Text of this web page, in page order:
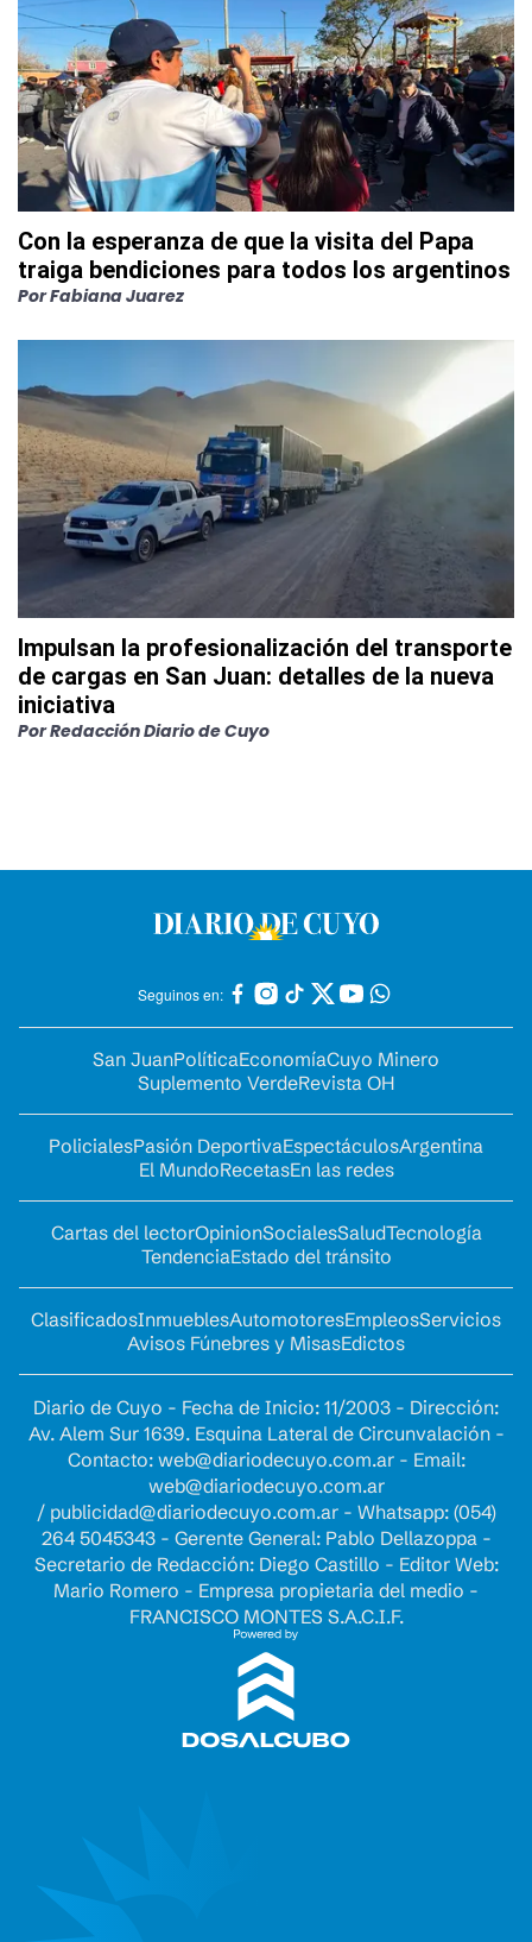
Con la esperanza de que la visita del Papa
traiga bendiciones para todos los argentinos
PorFabiana Juarez
Impulsan la profesionalización del transporte
de cargas en San Juan: detalles de la nueva
iniciativa
PorRedacción Diario de Cuyo
Seguinos en:
San JuanPolíticaEconomíaCuyo Minero
Suplemento VerdeRevista OH
PolicialesPasión DeportivaEspectáculosArgentina
El MundoRecetasEn las redes
Cartas del lectorOpinionSocialesSaludTecnología
TendenciaEstado del tránsito
ClasificadosInmueblesAutomotoresEmpleosServicios
Avisos Fúnebres y MisasEdictos
Diario de Cuyo - Fecha de Inicio: 11/2003 - Dirección:
Av. Alem Sur 1639. Esquina Lateral de Circunvalación -
Contacto: web@diariodecuyo.com.ar- Email:
web@diariodecuyo.com.ar
/ publicidad@diariodecuyo.com.ar- Whatsapp: (054)
264 5045343 - Gerente General: Pablo Dellazoppa -
Secretario de Redacción: Diego Castillo - Editor Web:
Mario Romero - Empresa propietaria del medio -
FRANCISCO MONTES S.A.C.I.F.